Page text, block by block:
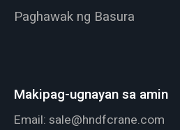
Paghawak ng Basura
Makipag-ugnayan sa amin
Email: sale@hndfcrane.com